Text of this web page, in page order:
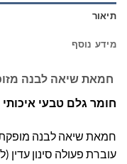
תיאור
מידע נוסף
חמאת שיאה לבנה
חומר גלם טבעי
חמאת שיאה לבנה מופקת
עוברת פעולה סינון